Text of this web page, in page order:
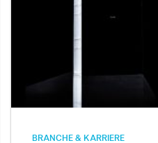
BRANCHE & KARRIERE